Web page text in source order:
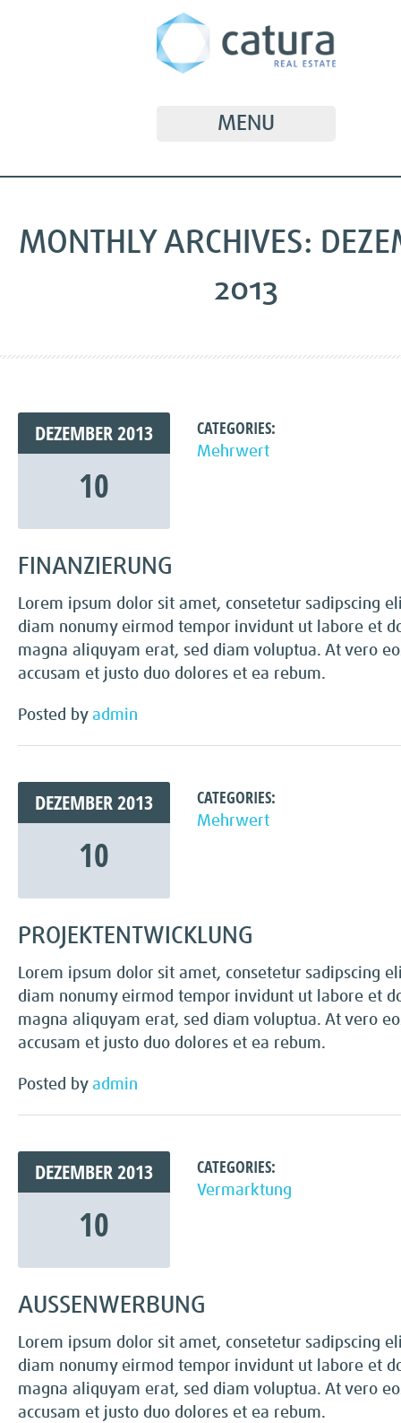
MENU
MONTHLY ARCHIVES:
2013
DEZEMBER2013
10
CATEGORIES:
Mehrwert
FINANZIERUNG
Lorem ipsum dolor sit amet, consetetur sadipscing
diam nonumy eirmod tempor invidunt ut labore et
magna aliquyam erat, sed diam voluptua. At vero
accusam et justo duo dolores et ea rebum.
Posted by admin
DEZEMBER2013
10
CATEGORIES:
Mehrwert
PROJEKTENTWICKLUNG
Lorem ipsum dolor sit amet, consetetur sadipscing
diam nonumy eirmod tempor invidunt ut labore et
magna aliquyam erat, sed diam voluptua. At vero
accusam et justo duo dolores et ea rebum.
Posted by admin
DEZEMBER2013
10
CATEGORIES:
Vermarktung
AUSSENWERBUNG
Lorem ipsum dolor sit amet, consetetur sadipscing
diam nonumy eirmod tempor invidunt ut labore et
magna aliquyam erat, sed diam voluptua. At vero
accusam et justo duo dolores et ea rebum.